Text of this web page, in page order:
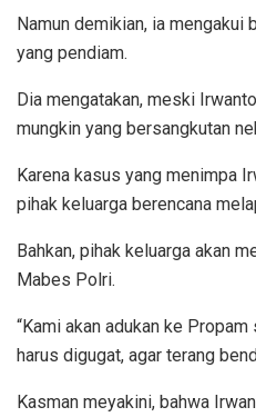
Namun demikian, ia
yang pendiam.
Dia mengatakan, meski
mungkin yang bersangkutan
Karena kasus yang menimpa
pihak keluarga berencana
Bahkan, pihak keluarga akan
Mabes Polri.
“Kami akan adukan ke
harus digugat, agar terang
Kasman meyakini, bahwa